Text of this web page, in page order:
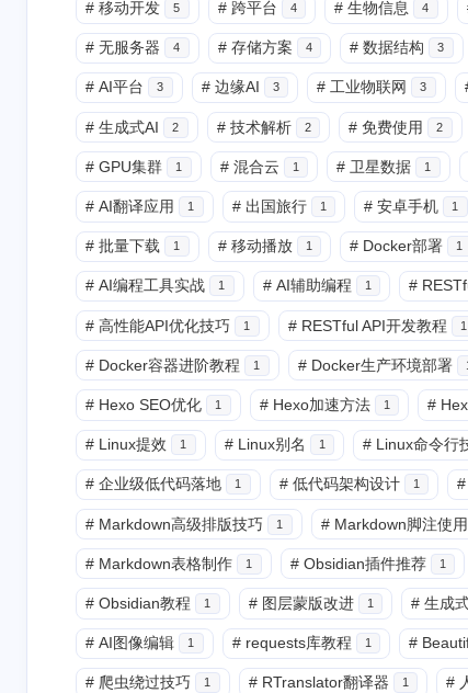
互动
最新评论
没有评论
# 移动开发 5 # 跨平台 4 # 生物信息 4
# 无服务器 4 # 存储方案 4 # 数据结构 3
# AI平台 3 # 边缘AI 3 # 工业物联网 3
# 生成式AI 2 # 技术解析 2 # 免费使用 2
# GPU集群 1 # 混合云 1 # 卫星数据 1
# AI翻译应用 1 # 出国旅行 1 # 安卓手机 1
# 批量下载 1 # 移动播放 1 # Docker部署 1
# AI编程工具实战 1 # AI辅助编程 1 #
# 高性能API优化技巧 1 # RESTful API开发教程 1
# Docker容器进阶教程 1 # Docker生产环境部署
# Hexo SEO优化 1 # Hexo加速方法 1 #
# Linux提效 1 # Linux别名 1 # Linux命令行
# 企业级低代码落地 1 # 低代码架构设计 1 #
# Markdown高级排版技巧 1 # Markdown脚注使用
# Markdown表格制作 1 # Obsidian插件推荐 1
# Obsidian教程 1 # 图层蒙版改进 1 # 生成
# AI图像编辑 1 # requests库教程 1 #
# 爬虫绕过技巧 1 # RTranslator翻译器 1 #